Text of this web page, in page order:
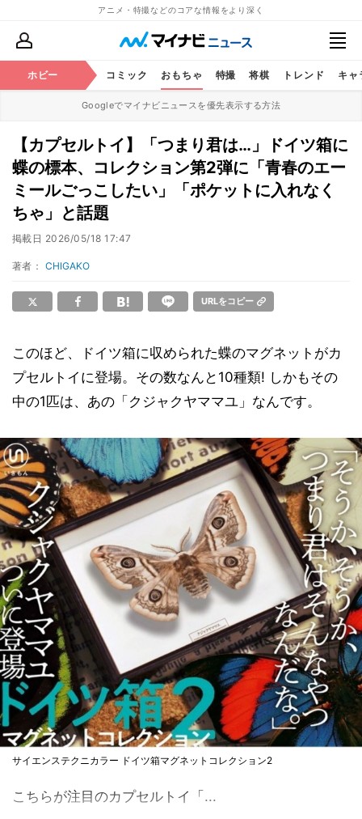
アニメ・特撮などのコアな情報をより深く
ホビー
アニメ コミック おもちゃ 特撮 将棋 トレンド キャ
Googleでマイナビニュースを優先表示する方法
【カプセルトイ】「つまり君は…」ドイツ箱に
蝶の標本、コレクション第2弾に「青春のエー
ミールごっこしたい」「ポケットに入れなく
ちゃ」と話題
掲載日 2026/05/18 17:47
著者： CHIGAKO
URLをコピー
このほど、ドイツ箱に収められた蝶のマグネットがカ
プセルトイに登場。その数なんと10種類! しかもその
中の1匹は、あの「クジャクヤママユ」なんです。
サイエンステクニカラー ドイツ箱マグネットコレクション2
こちらが注目のカプセルトイ「...